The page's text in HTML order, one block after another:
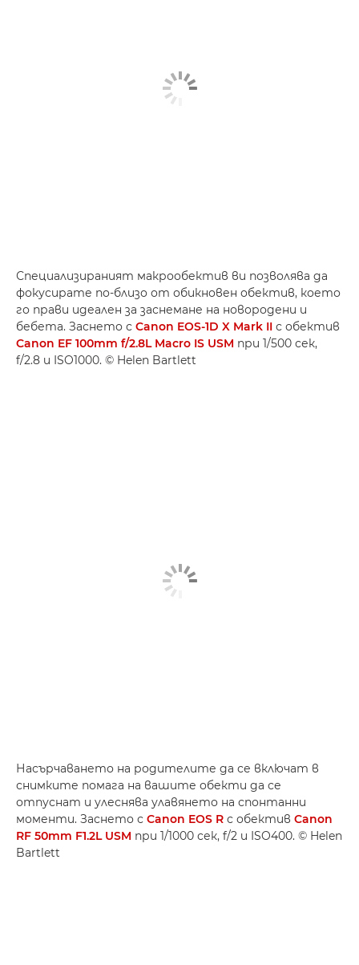
Специализираният макрообектив ви позволява да
фокусирате по-близо от обикновен обектив, което
го прави идеален за заснемане на новородени и
бебета. Заснето с Canon EOS-1D X Mark II с обектив
Canon EF 100mm f/2.8L Macro IS USM при 1/500 сек,
f/2.8 и ISO1000. © Helen Bartlett
Насърчаването на родителите да се включат в
снимките помага на вашите обекти да се
отпуснат и улеснява улавянето на спонтанни
моменти. Заснето с Canon EOS R с обектив Canon
RF 50mm F1.2L USM при 1/1000 сек, f/2 и ISO400. © Helen
Bartlett